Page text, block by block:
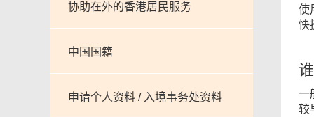
协助在外的香港居民服务
中国国籍
申请个人资料 / 入境事务处资料
使
快
一
较